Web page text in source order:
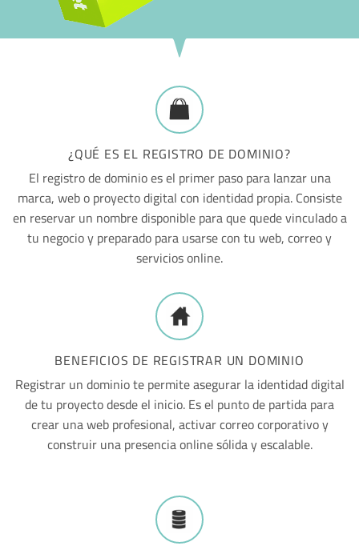
¿QUÉ ES EL REGISTRO DE DOMINIO?
El registro de dominio es el primer paso para lanzar una
marca, web o proyecto digital con identidad propia. Consiste
en reservar un nombre disponible para que quede vinculado a
tu negocio y preparado para usarse con tu web, correo y
servicios online.
BENEFICIOS DE REGISTRAR UN DOMINIO
Registrar un dominio te permite asegurar la identidad digital
de tu proyecto desde el inicio. Es el punto de partida para
crear una web profesional, activar correo corporativo y
construir una presencia online sólida y escalable.